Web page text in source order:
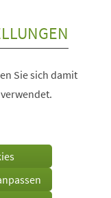
Sie sich damit